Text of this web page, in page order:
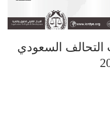
التحالف السعودي